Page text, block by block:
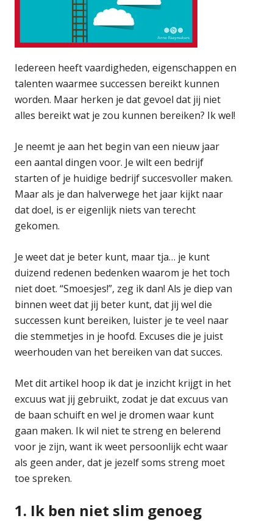
Iedereen heeft vaardigheden, eigenschappen en
talenten waarmee successen bereikt kunnen
worden. Maar herken je dat gevoel dat jij niet
alles bereikt wat je zou kunnen bereiken? Ik wel!
Je neemt je aan het begin van een nieuw jaar
een aantal dingen voor. Je wilt een bedrijf
starten of je huidige bedrijf succesvoller maken.
Maar als je dan halverwege het jaar kijkt naar
dat doel, is er eigenlijk niets van terecht
gekomen.
Je weet dat je beter kunt, maar tja… je kunt
duizend redenen bedenken waarom je het toch
niet doet. “Smoesjes!”, zeg ik dan! Als je diep van
binnen weet dat jij beter kunt, dat jij wel die
successen kunt bereiken, luister je te veel naar
die stemmetjes in je hoofd. Excuses die je juist
weerhouden van het bereiken van dat succes.
Met dit artikel hoop ik dat je inzicht krijgt in het
excuus wat jij gebruikt, zodat je dat excuus van
de baan schuift en wel je dromen waar kunt
gaan maken. Ik wil niet te streng en belerend
voor je zijn, want ik weet persoonlijk echt waar
als geen ander, dat je jezelf soms streng moet
toe spreken.
1. Ik ben niet slim genoeg